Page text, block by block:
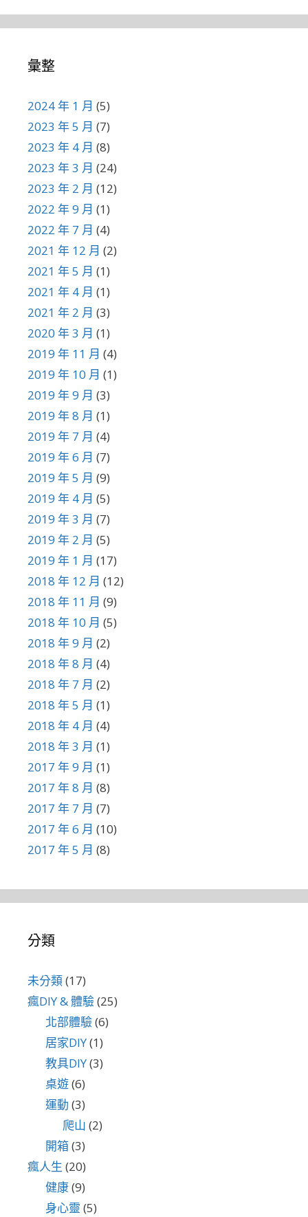
彙整
2024 年 1 月 (5)
2023 年 5 月 (7)
2023 年 4 月 (8)
2023 年 3 月 (24)
2023 年 2 月 (12)
2022 年 9 月 (1)
2022 年 7 月 (4)
2021 年 12 月 (2)
2021 年 5 月 (1)
2021 年 4 月 (1)
2021 年 2 月 (3)
2020 年 3 月 (1)
2019 年 11 月 (4)
2019 年 10 月 (1)
2019 年 9 月 (3)
2019 年 8 月 (1)
2019 年 7 月 (4)
2019 年 6 月 (7)
2019 年 5 月 (9)
2019 年 4 月 (5)
2019 年 3 月 (7)
2019 年 2 月 (5)
2019 年 1 月 (17)
2018 年 12 月 (12)
2018 年 11 月 (9)
2018 年 10 月 (5)
2018 年 9 月 (2)
2018 年 8 月 (4)
2018 年 7 月 (2)
2018 年 5 月 (1)
2018 年 4 月 (4)
2018 年 3 月 (1)
2017 年 9 月 (1)
2017 年 8 月 (8)
2017 年 7 月 (7)
2017 年 6 月 (10)
2017 年 5 月 (8)
分類
未分類(17)
瘋DIY & 體驗(25)
北部體驗(6)
居家DIY(1)
教具DIY(3)
桌遊(6)
運動 (3)
爬山 (2)
開箱(3)
瘋人生 (20)
健康(9)
身心靈 (5)